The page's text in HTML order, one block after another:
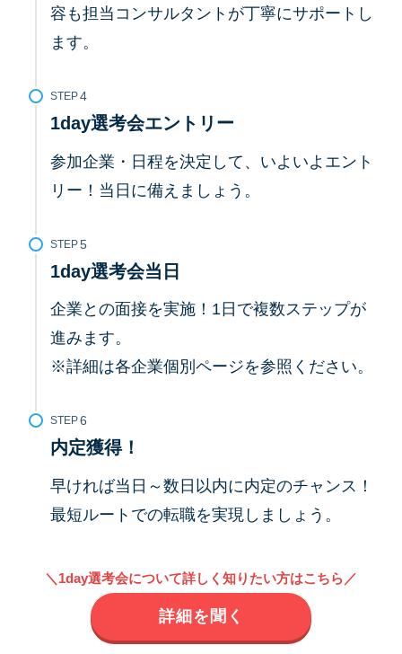
容も担当コンサルタントが丁寧にサポートし
ます。
STEP
1day選考会エントリー
参加企業・日程を決定して、いよいよエント
リー！当日に備えましょう。
STEP
1day選考会当日
企業との面接を実施！1日で複数ステップが
進みます。
※詳細は各企業個別ページを参照ください。
STEP
内定獲得！
早ければ当日～数日以内に内定のチャンス！
最短ルートでの転職を実現しましょう。
＼1day選考会について詳しく知りたい方はこちら／
詳細を聞く